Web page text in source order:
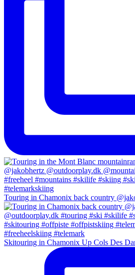
Touring in Chamonix back country
Skitouring in Chamonix Up Cols Des